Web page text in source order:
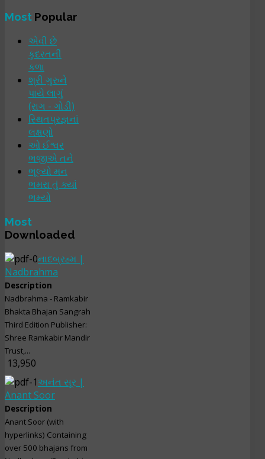
Most Popular
એવી છે
કુદરતની
કળા
શ્રી ગુરુને
પાયે લાગું
(રાગ - ગોડી)
સ્થિતપ્રજ્ઞનાં
લક્ષણો
ઓ ઈશ્વર
ભજીએ તને
ભૂલ્યો મન
ભમરા તું ક્યાં
ભમ્યો
Most
Downloaded
નાદબ્રહ્મ |
Nadbrahma
Description
Nadbrahma - Ramkabir
Bhakta Bhajan Sangrah
Third Edition Publisher:
Shree Ramkabir Mandir
Trust,...
13,950
અનંત સૂર |
Anant Soor
Description
Anant Soor (with
hyperlinks) Containing
over 500 bhajans from